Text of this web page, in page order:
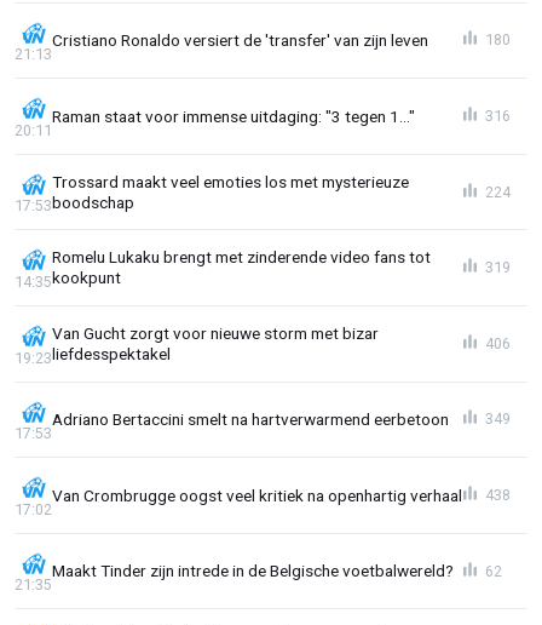
Cristiano Ronaldo versiert de 'transfer' van zijn leven
21:13
180
Raman staat voor immense uitdaging: "3 tegen 1..."
20:11
316
Trossard maakt veel emoties los met mysterieuze
boodschap
17:53
224
Romelu Lukaku brengt met zinderende video fans tot
kookpunt
14:35
319
Van Gucht zorgt voor nieuwe storm met bizar
liefdesspektakel
19:23
406
Adriano Bertaccini smelt na hartverwarmend eerbetoon
17:53
349
Van Crombrugge oogst veel kritiek na openhartig verhaal
17:02
438
Maakt Tinder zijn intrede in de Belgische voetbalwereld?
21:35
62